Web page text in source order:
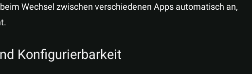
Wechsel zwischen verschiedenen Apps automatisch an,
Konfigurierbarkeit